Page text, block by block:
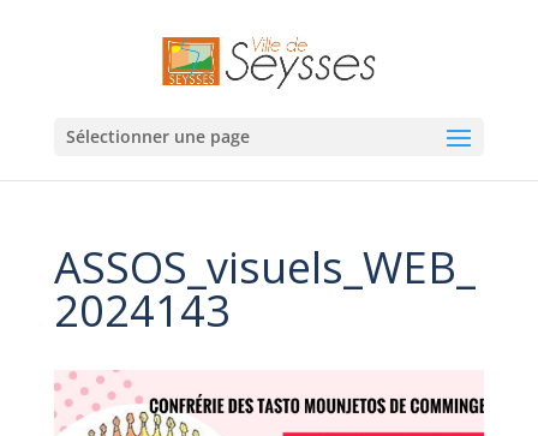
Sélectionner une page
ASSOS_visuels_WEB_
2024143